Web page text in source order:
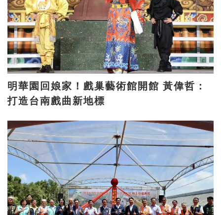
明華園回娘家！戲巢藝術館開館 黃偉哲：
打造台南戲曲新地標